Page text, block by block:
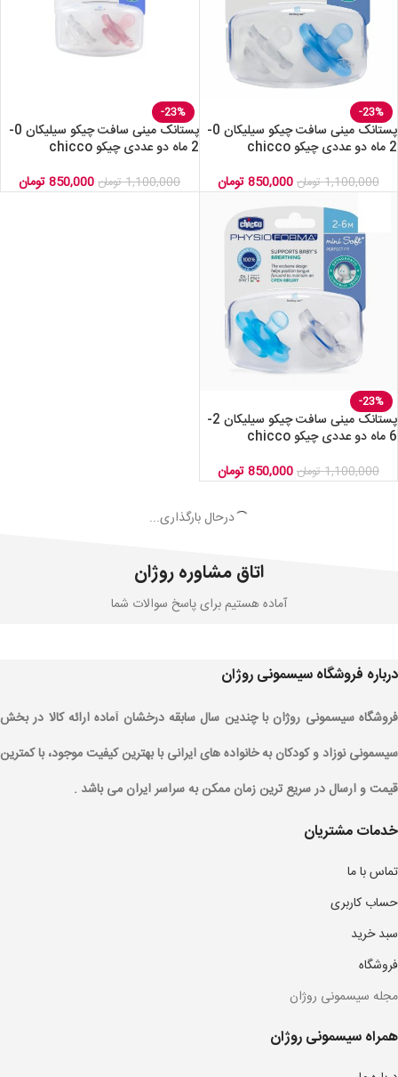
-23%
پستانک مینی سافت چیکو سیلیکان 0-
2 ماه دو عددی چیکو chicco
1,100,000تومان 850,000تومان
-23%
پستانک مینی سافت چیکو سیلیکان 0-
2 ماه دو عددی چیکو chicco
1,100,000تومان 850,000تومان
-23%
پستانک مینی سافت چیکو سیلیکان 2-
6 ماه دو عددی چیکو chicco
1,100,000تومان 850,000تومان
درحال بارگذاری...
اتاق مشاوره روژان
آماده هستیم برای پاسخ سوالات شما
درباره فروشگاه سیسمونی روژان
فروشگاه سیسمونی روژان با چندین سال سابقه درخشان آماده ارائه کالا در بخش
سیسمونی نوزاد و کودکان به خانواده های ایرانی با بهترین کیفیت موجود، با کمترین
قیمت و ارسال در سریع ترین زمان ممکن به سراسر ایران می باشد .
خدمات مشتریان
تماس با ما
حساب کاربری
سبد خرید
فروشگاه
مجله سیسمونی روژان
همراه سیسمونی روژان